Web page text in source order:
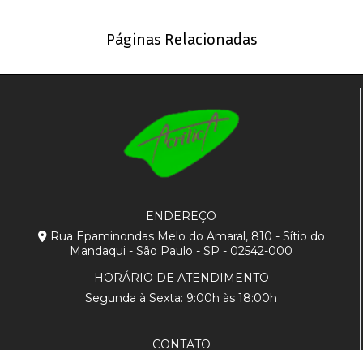
Páginas Relacionadas
ENDEREÇO
Rua Epaminondas Melo do Amaral, 810 - Sítio do
Mandaqui - São Paulo - SP - 02542-000
HORÁRIO DE ATENDIMENTO
Segunda à Sexta: 9:00h às 18:00h
CONTATO